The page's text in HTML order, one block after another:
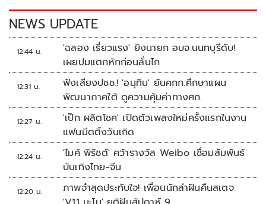
k k
NEWS UPDATE
12:44 น.
'ฉลอง เรี่ยวแรง' ยิงนายก อบจ.นนทบุรีดับ!
เผยปมแตกหักก่อนลั่นไก
12:31 น.
ฟังเสียงปชช.! 'อนุทิน' ยันคกก.ศึกษาแผน
พัฒนาภาคใต้ ดูความคุ้มค่าทางศก.
12:27 น.
'เป๊ก ผลิตโชค' เปิดตัวเพลงใหม่ครั้งแรกในงาน
แฟนมีตติ้งวันเกิด
12:24 น.
'ไมค์ พิรัชต์' คว้ารางวัล Weibo เชื่อมสัมพันธ์
บันเทิงไทย-จีน
12:20 น.
ภาพจำสุดประทับใจ! เพื่อนนักล่าฝันคืนสเตจ